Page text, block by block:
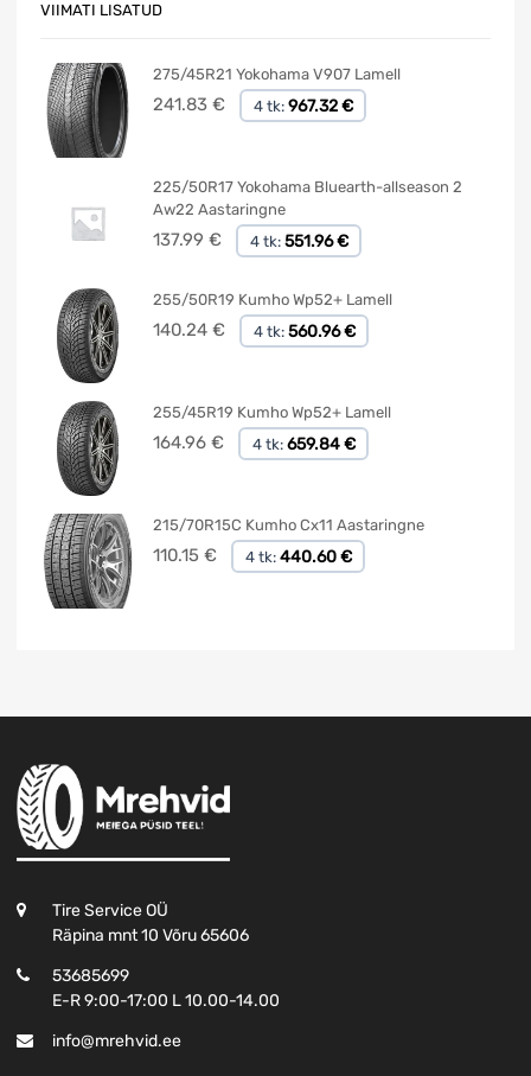
VIIMATI LISATUD
275/45R21 Yokohama V907 Lamell
241.83 € 4 tk: 967.32 €
225/50R17 Yokohama Bluearth-allseason 2
Aw22 Aastaringne
137.99 € 4 tk: 551.96 €
255/50R19 Kumho Wp52+ Lamell
140.24 € 4 tk: 560.96 €
255/45R19 Kumho Wp52+ Lamell
164.96 € 4 tk: 659.84 €
215/70R15C Kumho Cx11 Aastaringne
110.15 € 4 tk: 440.60 €
Tire Service OÜ
Räpina mnt 10 Võru 65606
53685699
E-R 9:00-17:00 L 10.00-14.00
info@mrehvid.ee